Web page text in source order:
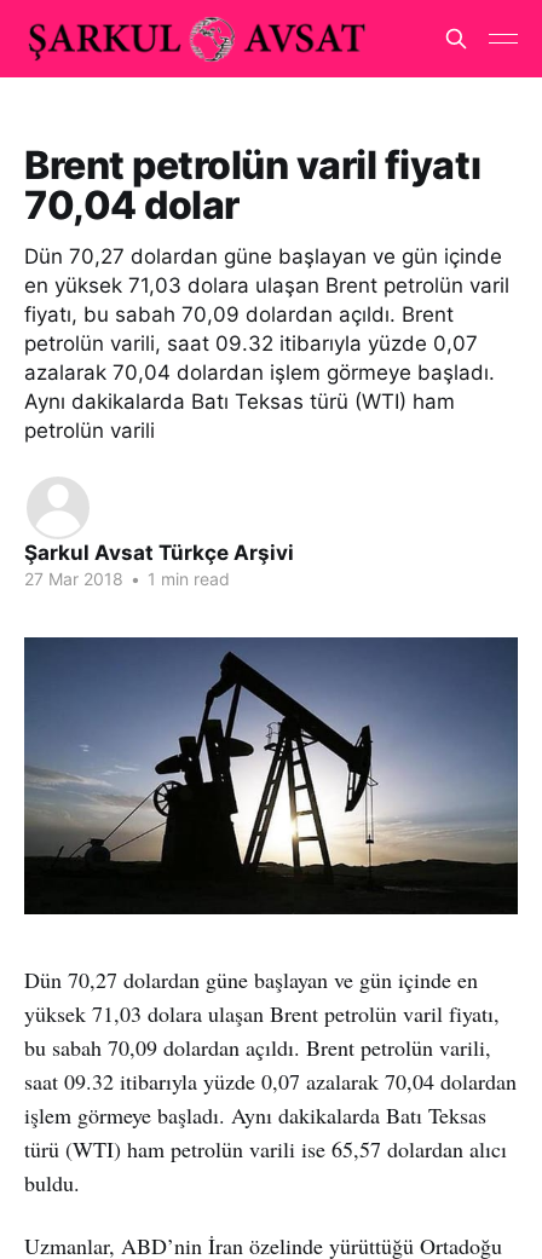
Brent petrolün varil fiyatı
70,04 dolar
Dün 70,27 dolardan güne başlayan ve gün içinde
en yüksek 71,03 dolara ulaşan Brent petrolün varil
fiyatı, bu sabah 70,09 dolardan açıldı. Brent
petrolün varili, saat 09.32 itibarıyla yüzde 0,07
azalarak 70,04 dolardan işlem görmeye başladı.
Aynı dakikalarda Batı Teksas türü (WTI) ham
petrolün varili
Şarkul Avsat Türkçe Arşivi
27 Mar 2018 • 1 min read
Dün 70,27 dolardan güne başlayan ve gün içinde en
yüksek 71,03 dolara ulaşan Brent petrolün varil fiyatı,
bu sabah 70,09 dolardan açıldı. Brent petrolün varili,
saat 09.32 itibarıyla yüzde 0,07 azalarak 70,04 dolardan
işlem görmeye başladı. Aynı dakikalarda Batı Teksas
türü (WTI) ham petrolün varili ise 65,57 dolardan alıcı
buldu.
Uzmanlar, ABD’nin İran özelinde yürüttüğü Ortadoğu